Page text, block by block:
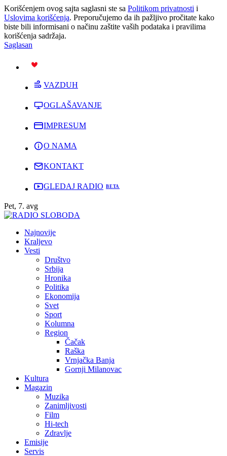
Korišćenjem ovog sajta saglasni ste sa Politikom privatnosti i
Uslovima korišćenja. Preporučujemo da ih pažljivo pročitate kako
biste bili informisani o načinu zaštite vaših podataka i pravilima
korišćenja sadržaja.
Saglasan
VAZDUH
OGLAŠAVANJE
IMPRESUM
O NAMA
KONTAKT
GLEDAJ RADIO
Pet, 7. avg
Najnovije
Kraljevo
Vesti
Društvo
Srbija
Hronika
Politika
Ekonomija
Svet
Sport
Kolumna
Region
Čačak
Raška
Vrnjačka Banja
Gornji Milanovac
Kultura
Magazin
Muzika
Zanimljivosti
Film
Hi-tech
Zdravlje
Emisije
Servis